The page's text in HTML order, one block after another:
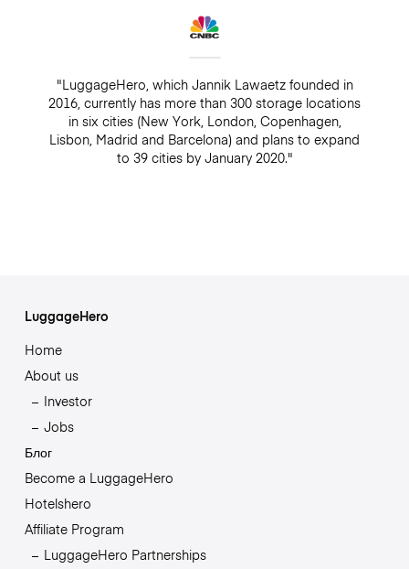
"LuggageHero, which Jannik Lawaetz founded in
2016, currently has more than 300 storage locations
in six cities (New York, London, Copenhagen,
Lisbon, Madrid and Barcelona) and plans to expand
to 39 cities by January 2020."
LuggageHero
Home
About us
Investor
Jobs
Блог
Become a LuggageHero
Hotelshero
Affiliate Program
LuggageHero Partnerships